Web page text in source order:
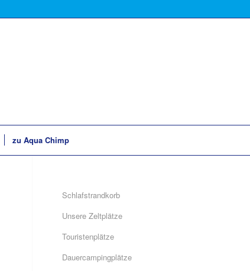
zu Aqua Chimp
Schlafstrandkorb
Unsere Zeltplätze
Touristenplätze
Dauercampingplätze